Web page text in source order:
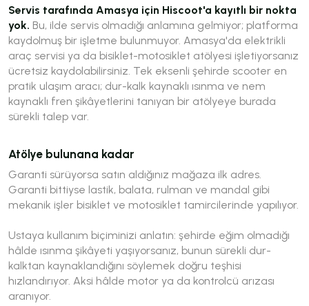
Servis tarafında Amasya için Hiscoot'a kayıtlı bir nokta
yok. Bu, ilde servis olmadığı anlamına gelmiyor; platforma
kaydolmuş bir işletme bulunmuyor. Amasya'da elektrikli
araç servisi ya da bisiklet-motosiklet atölyesi işletiyorsanız
ücretsiz kaydolabilirsiniz. Tek eksenli şehirde scooter en
pratik ulaşım aracı; dur-kalk kaynaklı ısınma ve nem
kaynaklı fren şikâyetlerini tanıyan bir atölyeye burada
sürekli talep var.
Atölye bulunana kadar
Garanti sürüyorsa satın aldığınız mağaza ilk adres.
Garanti bittiyse lastik, balata, rulman ve mandal gibi
mekanik işler bisiklet ve motosiklet tamircilerinde yapılıyor.
Ustaya kullanım biçiminizi anlatın: şehirde eğim olmadığı
hâlde ısınma şikâyeti yaşıyorsanız, bunun sürekli dur-
kalktan kaynaklandığını söylemek doğru teşhisi
hızlandırıyor. Aksi hâlde motor ya da kontrolcü arızası
aranıyor.